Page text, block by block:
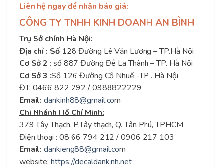
Liên hệ ngay để nhận báo giá:
CÔNG TY TNHH KINH DOANH AN BÌNH
Trụ Sở chính Hà Nội:
Địa chỉ : Số 128 Đường Lê Văn Lương – TP.Hà Nội
Cơ Sở 2 : số 887 Đường Đê La Thành – TP. Hà Nội
Cơ Sở 3 :Số 126 Đường Cổ Nhuế -TP . Hà Nội
ĐT: 0466 822 292 / 0988822229
Email: dankinh88@gmail.com
Chi Nhánh Hồ Chí Minh:
379 Tây Thạch, P.Tây thạch, Q. Tân Phú, TPHCM
Điện thoại : 08 66 794 212 / 0906 217 103
Email: dankieng88@gmail.com
website: https://decaldankinh.net